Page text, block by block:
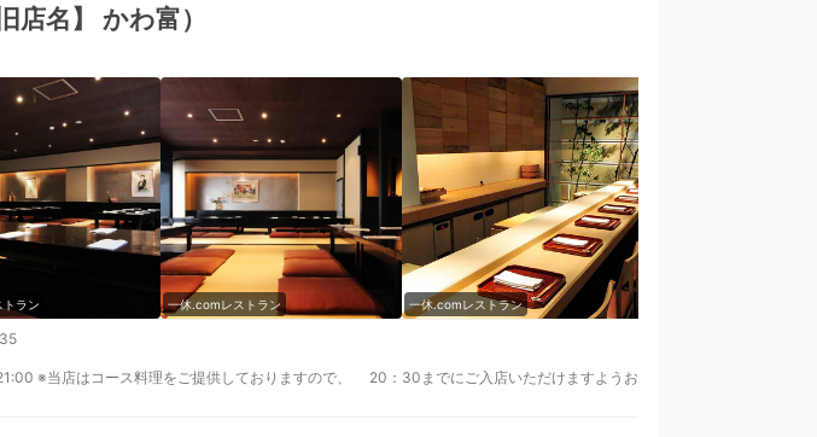
店名】 かわ富）
ラン 一休.comレストラン 一休.comレストラン
※当店はコース料理をご提供しておりますので、 20：30までにご入店いただけますようお